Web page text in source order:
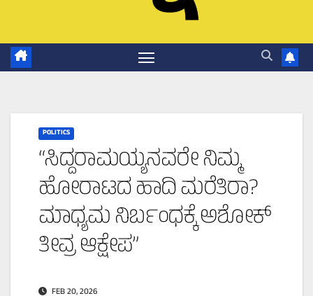
POLITICS
“ಸಿದ್ದರಾಮಯ್ಯನವರೇ ನಿಮ್ಮ
ಹೋರಾಟದ ಹಾದಿ ಮರೆತಿರಾ?
ಮಾಧ್ಯಮ ನಿರ್ಬಂಧಕ್ಕೆ ಅಶೋಕ್
ತೀವ್ರ ಆಕ್ಷೇಪ”
FEB 20, 2026